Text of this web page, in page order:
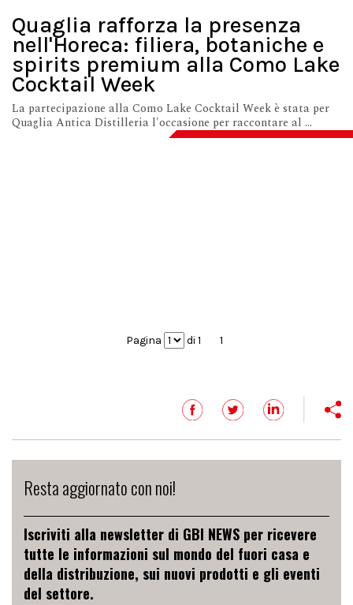
Quaglia rafforza la presenza
nell'Horeca: filiera, botaniche e
spirits premium alla Como Lake
Cocktail Week
La partecipazione alla Como Lake Cocktail Week è stata per
Quaglia Antica Distilleria l'occasione per raccontare al ...
Pagina di 1 1
Resta aggiornato con noi!
Iscriviti alla newsletter di GBI NEWS per ricevere
tutte le informazioni sul mondo del fuori casa e
della distribuzione, sui nuovi prodotti e gli eventi
del settore.